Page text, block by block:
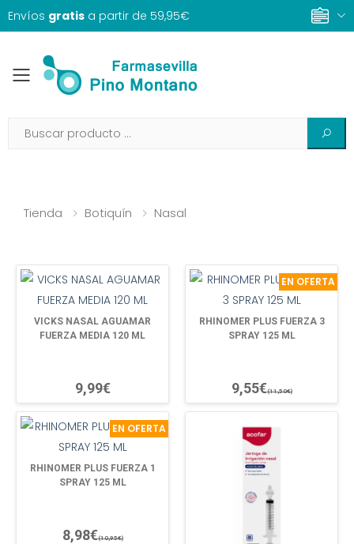
Envíos gratis a partir de 59,95€
Toggle mobile menu
Tienda Botiquín Nasal
VICKS NASAL AGUAMAR
FUERZA MEDIA 120 ML
9,99€
EN OFERTA
RHINOMER PLUS FUERZA 3
SPRAY 125 ML
9,55€(11,50€)
EN OFERTA
RHINOMER PLUS FUERZA 1
SPRAY 125 ML
8,98€(10,95€)